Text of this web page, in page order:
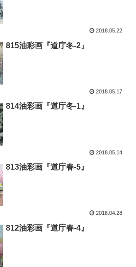
2018.05.22
815油彩画『道庁冬-2』
2018.05.17
814油彩画『道庁冬-1』
2018.05.14
813油彩画『道庁春-5』
2018.04.28
812油彩画『道庁春-4』